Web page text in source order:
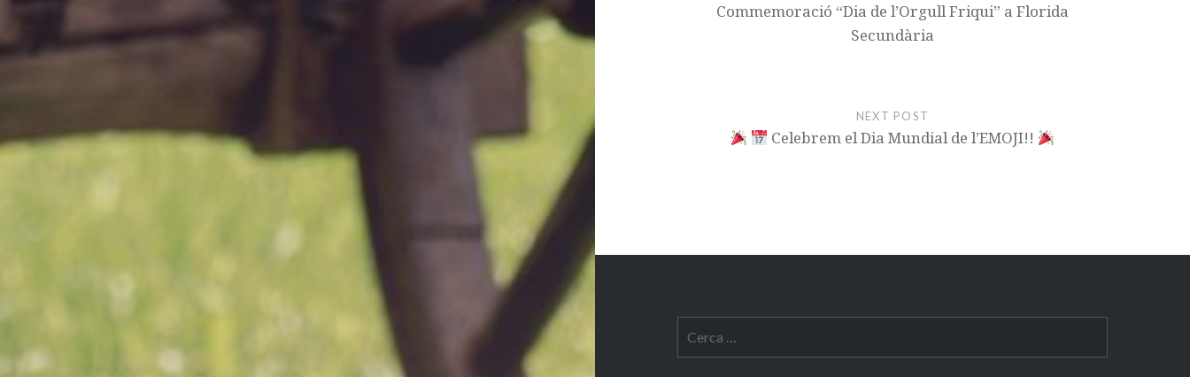
Commemoració “Dia de l’Orgull Friqui” a Florida
Secundària
NEXT POST
​ Celebrem el Dia Mundial de l’EMOJI!!